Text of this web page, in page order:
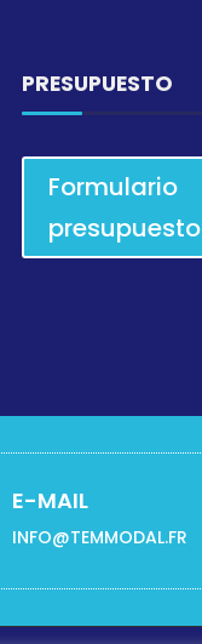
PRESUPUESTO
Formulario
presupuesto
E-MAIL
INFO@TEMMODAL.FR